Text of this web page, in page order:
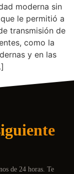
moderna sin
le permitió a
transmisión de
como la
y en las
de 24 horas. Te